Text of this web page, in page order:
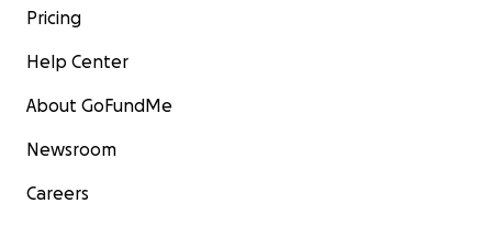
Pricing
Help Center
About GoFundMe
Newsroom
Careers